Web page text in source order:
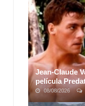
sabíamos que
podíamos
...
Jean-Claude
película
08/08/2026
El actor de